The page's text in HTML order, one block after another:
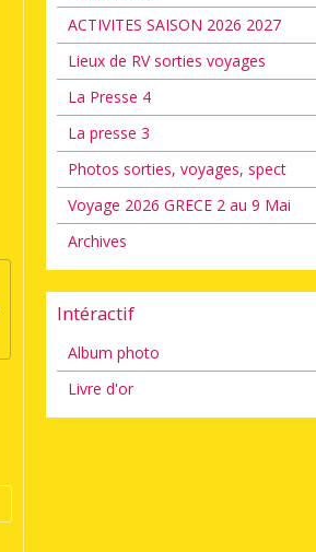
ACTIVITES SAISON 2026 2027
Lieux de RV sorties voyages
La Presse 4
La presse 3
Photos sorties, voyages, spect
Voyage 2026 GRECE 2 au 9 Mai
Archives
Intéractif
Album photo
Livre d'or